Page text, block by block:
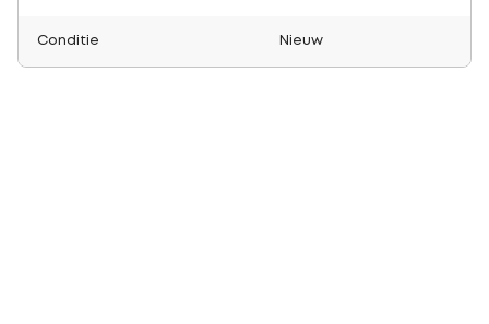
Conditie Nieuw